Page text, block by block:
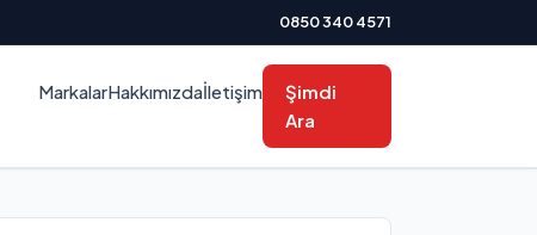
0850 340 4571
MarkalarHakkımızdaİletişim
Şimdi
Ara